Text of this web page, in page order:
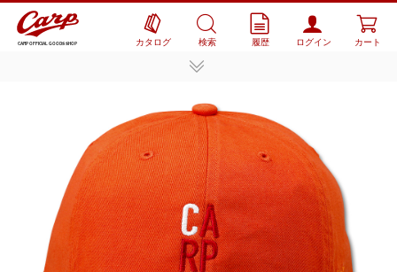
CARP OFFICIAL GOODS SHOP カタログ 検索 履歴 ログイン カート